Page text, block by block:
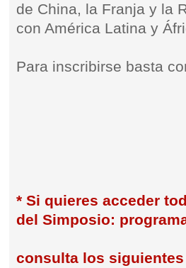
de China, la Franja y la
con América Latina y
Para inscribirse basta
* Si quieres acceder
del Simposio:
consulta los